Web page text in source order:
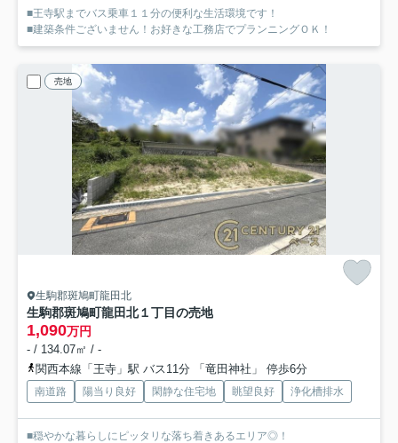
■王寺駅までバス乗車１１分の便利な生活環境です！
■建築条件ございません！お好きな工務店でプランニングＯＫ！
売地
生駒郡斑鳩町龍田北
生駒郡斑鳩町龍田北１丁目の売地
1,090万円
- / 134.07㎡ / -
関西本線「王寺」駅 バス11分 「竜田神社」 停歩6分
南道路 陽当り良好 閑静な住宅地 眺望良好 浄化槽排水
■穏やかな暮らしにピッタリな落ち着きあるエリア◎！